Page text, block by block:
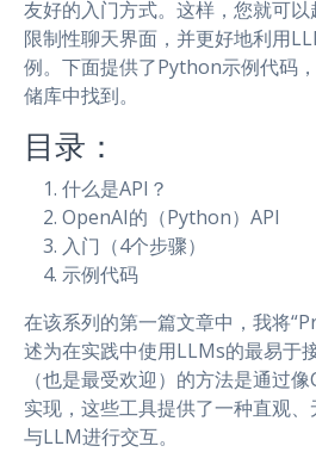
友好的入门方式。这样，您就可
限制性聊天界面，并更好地利用
例。下面提供了Python示例代码
储库中找到。
目录：
什么是API？
OpenAI的（Python）API
入门（4个步骤）
示例代码
在该系列的第一篇文章中，我将
述为在实践中使用LLMs的最易于
（也是最受欢迎）的方法是通过
实现，这些工具提供了一种直观
与LLM进行交互。